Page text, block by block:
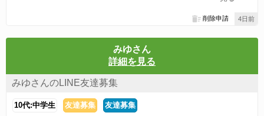
4日前
削除申請
みゆさん
詳細を見る
みゆさんのLINE友達募集
10代:中学生 友達募集 友達募集